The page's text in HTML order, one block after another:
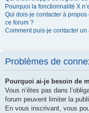
Pourquoi la fonctionnalité X
Qui dois-je contacter à propos
ce forum ?
Comment puis-je contacter
Problèmes de
Pourquoi ai-je besoin de
Vous n’êtes pas dans
forum peuvent limiter la
En vous inscrivant, vous